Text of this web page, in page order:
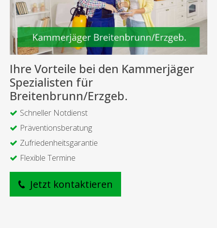
Ihre Vorteile bei den Kammerjäger
Spezialisten für
Breitenbrunn/Erzgeb.
Schneller Notdienst
Präventionsberatung
Zufriedenheitsgarantie
Flexible Termine
Jetzt kontaktieren